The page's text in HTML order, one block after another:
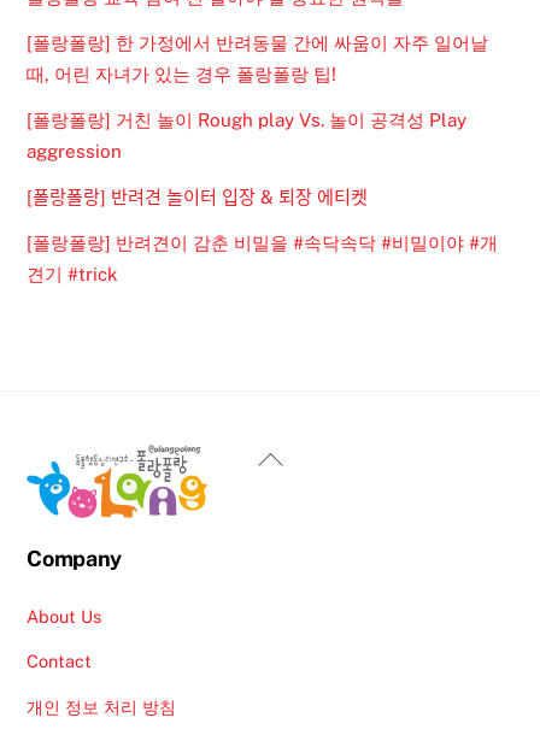
[폴랑폴랑] 한 가정에서 반려동물 간에 싸움이 자주 일어날
때, 어린 자녀가 있는 경우 폴랑폴랑 팁!
[폴랑폴랑] 거친 놀이 Rough play Vs. 놀이 공격성 Play
aggression
[폴랑폴랑] 반려견 놀이터 입장 & 퇴장 에티켓
[폴랑폴랑] 반려견이 감춘 비밀을 #속닥속닥 #비밀이야 #개
견기 #trick
Back
Company
About Us
Contact
개인 정보 처리 방침